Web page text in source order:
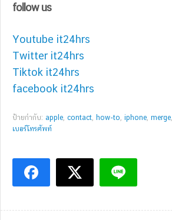
follow us
Youtube it24hrs
Twitter it24hrs
Tiktok it24hrs
facebook it24hrs
ป้ายกำกับ: apple contact how-to iphone merge
เบอร์โทรศัพท์